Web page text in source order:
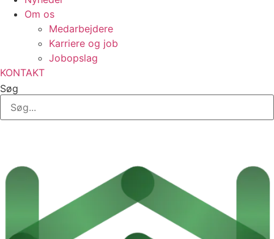
Om os
Medarbejdere
Karriere og job
Jobopslag
KONTAKT
Søg